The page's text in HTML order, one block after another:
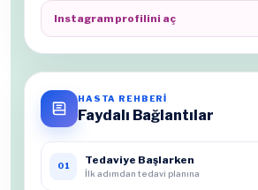
Instagram profilini aç
HASTA REHBERİ
Faydalı Bağlantılar
01 Tedaviye Başlarken
İlk adımdan tedavi planına